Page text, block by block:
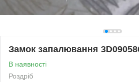
Замок запалювання
В наявності
Роздріб